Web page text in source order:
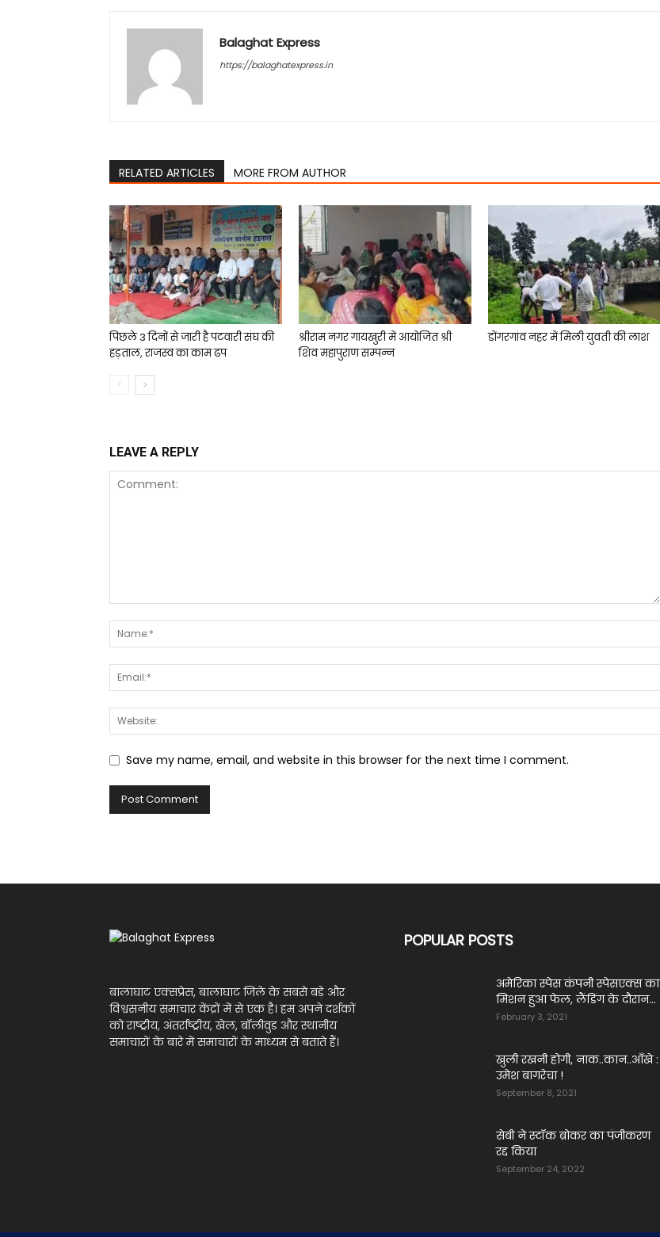
Balaghat Express
https://balaghatexpress.in
RELATED ARTICLES MORE FROM AUTHOR
पिछले 3 दिनों से जारी है पटवारी संघ की
हड़ताल, राजस्व का काम ढप
श्रीराम नगर गायखुरी में आयोजित श्री
शिव महापुराण सम्पन्न
डोंगरगांव नहर में मिली युवती की लाश
LEAVE A REPLY
Save my name, email, and website in this browser for the next time I comment.
बालाघाट एक्सप्रेस, बालाघाट जिले के सबसे बड़े और
विश्वसनीय समाचार केंद्रों में से एक है। हम अपने दर्शकों
को राष्ट्रीय, अंतर्राष्ट्रीय, खेल, बॉलीवुड और स्थानीय
समाचारों के बारे में समाचारों के माध्यम से बताते हैं।
POPULAR POSTS
अमेरिका स्पेस कंपनी स्पेसएक्स का
मिशन हुआ फेल, लैंडिंग के दौरान...
February 3, 2021
खुली रखनी होगी, नाक..कान..आँखे :
उमेश बागरेचा !
September 8, 2021
सेबी ने स्टॉक ब्रोकर का पंजीकरण
रद्द किया
September 24, 2022